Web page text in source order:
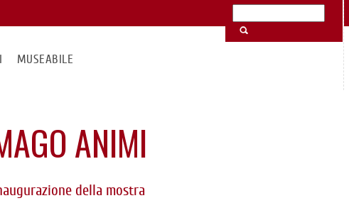
MUSEABILE
ANIMI
della mostra